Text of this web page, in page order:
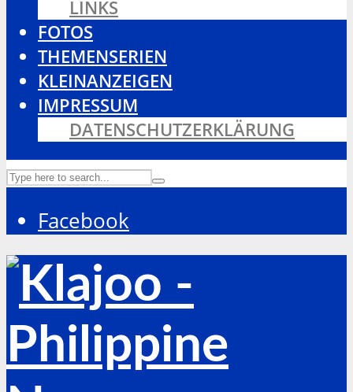
LINKS
FOTOS
THEMENSERIEN
KLEINANZEIGEN
IMPRESSUM
DATENSCHUTZERKLÄRUNG
Facebook